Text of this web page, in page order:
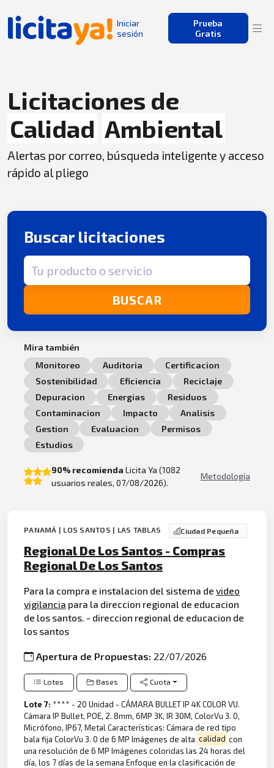
Iniciar
sesión
Prueba
Gratis
Licitaciones de
Calidad Ambiental
Alertas por correo, búsqueda inteligente y acceso
rápido al pliego
Buscar licitaciones
Término de búsqueda
BUSCAR
Mira también
Monitoreo
Auditoria
Certificacion
Sostenibilidad
Eficiencia
Reciclaje
Depuracion
Energias
Residuos
Contaminacion
Impacto
Analisis
Gestion
Evaluacion
Permisos
Estudios
90% recomienda Licita Ya (1082
usuarios reales, 07/08/2026).
Metodología
PANAMÁ | LOS SANTOS | LAS TABLAS Ciudad Pequeña
Regional De Los Santos - Compras
Regional De Los Santos
Para la compra e instalacion del sistema devideo
vigilancia para la direccion regional de educacion
de los santos. - direccion regional de educacion de
los santos
Apertura de Propuestas: 22/07/2026
Lotes Bases Cuota
Lote 7: **** - 20 Unidad - CÁMARA BULLET IP 4K COLOR VU.
Cámara IP Bullet, POE, 2. 8mm, 6MP 3K, IR 30M, ColorVu 3. 0,
Micrófono, IP67, Metal Características: Cámara de red tipo
bala fija ColorVu 3. 0 de 6 MP Imágenes de alta calidad con
una resolución de 6 MP Imágenes coloridas las 24 horas del
día, los 7 días de la semana Enfoque en la clasificación de